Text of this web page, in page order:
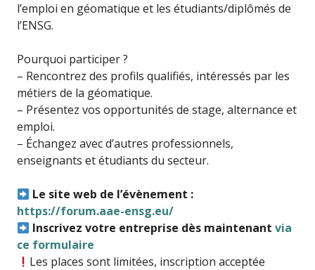
l’emploi en géomatique et les étudiants/diplômés de
l’ENSG.
Pourquoi participer ?
– Rencontrez des profils qualifiés, intéressés par les
métiers de la géomatique.
– Présentez vos opportunités de stage, alternance et
emploi.
– Échangez avec d’autres professionnels,
enseignants et étudiants du secteur.
Le site web de l’évènement :
https://forum.aae-ensg.eu/
Inscrivez votre entreprise dès maintenantvia
ce formulaire
Les places sont limitées, inscription acceptée